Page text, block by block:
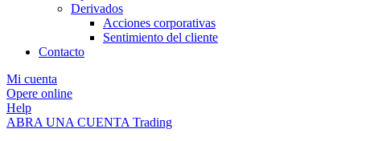
Derivados
Acciones corporativas
Sentimiento del cliente
Contacto
Mi cuenta
Opere online
Help
ABRA UNA CUENTA Trading